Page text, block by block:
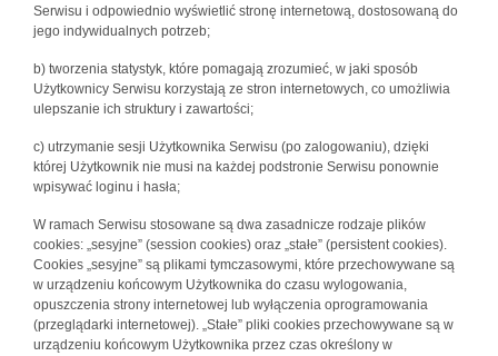
Serwisu i odpowiednio wyświetlić stronę internetową, dostosowaną do
jego indywidualnych potrzeb;
b) tworzenia statystyk, które pomagają zrozumieć, w jaki sposób
Użytkownicy Serwisu korzystają ze stron internetowych, co umożliwia
ulepszanie ich struktury i zawartości;
c) utrzymanie sesji Użytkownika Serwisu (po zalogowaniu), dzięki
której Użytkownik nie musi na każdej podstronie Serwisu ponownie
wpisywać loginu i hasła;
W ramach Serwisu stosowane są dwa zasadnicze rodzaje plików
cookies: „sesyjne” (session cookies) oraz „stałe” (persistent cookies).
Cookies „sesyjne” są plikami tymczasowymi, które przechowywane są
w urządzeniu końcowym Użytkownika do czasu wylogowania,
opuszczenia strony internetowej lub wyłączenia oprogramowania
(przeglądarki internetowej). „Stałe” pliki cookies przechowywane są w
urządzeniu końcowym Użytkownika przez czas określony w